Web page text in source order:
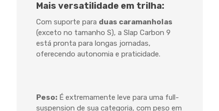
Mais versatilidade em trilha:
Com suporte para duas caramanholas
(exceto no tamanho S), a Slap Carbon 9
está pronta para longas jornadas,
oferecendo autonomia e praticidade.
Peso:É extremamente leve para uma full-
suspension de sua categoria, com peso em